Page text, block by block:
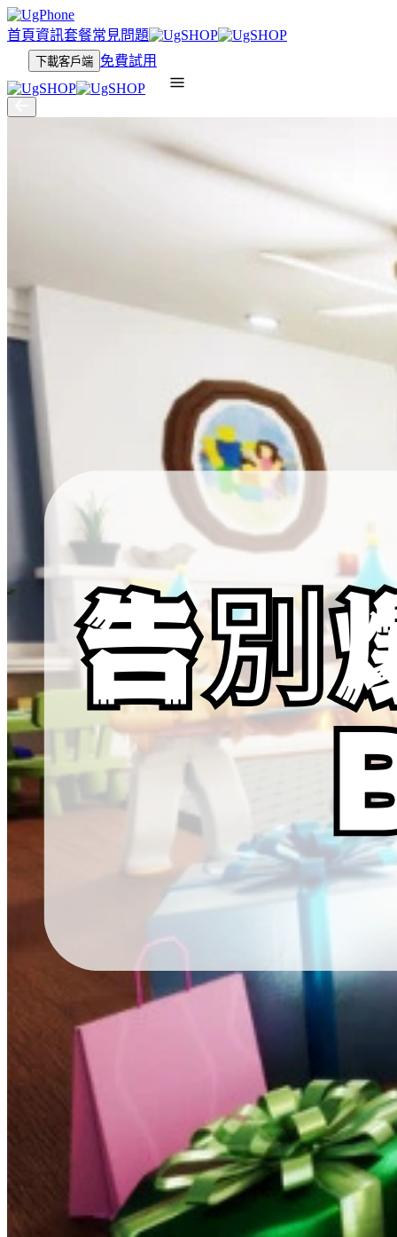
首頁資訊套餐常見問題
下載客戶端 免費試用